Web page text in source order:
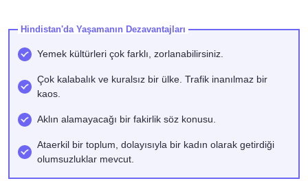
Hindistan'da Yaşamanın Dezavantajları
Yemek kültürleri çok farklı, zorlanabilirsiniz.
Çok kalabalık ve kuralsız bir ülke. Trafik inanılmaz bir
kaos.
Aklın alamayacağı bir fakirlik söz konusu.
Ataerkil bir toplum, dolayısıyla bir kadın olarak getirdiği
olumsuzluklar mevcut.